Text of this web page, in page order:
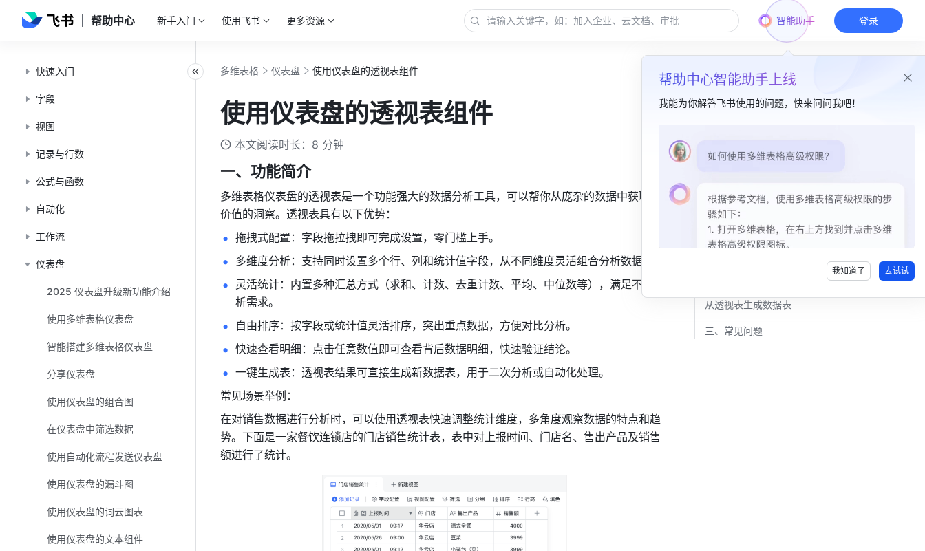
帮助中心 新手入门 使用飞书 更多资源 智能助手
帮助中心智能助手上线
我能为你解答飞书使用的问题，快来问问我吧！
我知道了 去试试
登录
快速入门
字段
视图
记录与行数
公式与函数
自动化
工作流
仪表盘
2025 仪表盘升级新功能介绍
使用多维表格仪表盘
智能搭建多维表格仪表盘
分享仪表盘
使用仪表盘的组合图
在仪表盘中筛选数据
使用自动化流程发送仪表盘
使用仪表盘的漏斗图
使用仪表盘的词云图表
使用仪表盘的文本组件
多维表格 仪表盘 使用仪表盘的透视表组件
使用仪表盘的透视表组件
本文阅读时长：8 分钟
一、功能简介
多维表格仪表盘的透视表是一个功能强大的数据分析工具，可以帮你从庞杂的数据中获取有
价值的洞察。透视表具有以下优势：
拖拽式配置：字段拖拉拽即可完成设置，零门槛上手。
多维度分析：支持同时设置多个行、列和统计值字段，从不同维度灵活组合分析数据。
灵活统计：内置多种汇总方式（求和、计数、去重计数、平均、中位数等），满足不同分
析需求。
自由排序：按字段或统计值灵活排序，突出重点数据，方便对比分析。
快速查看明细：点击任意数值即可查看背后数据明细，快速验证结论。
一键生成表：透视表结果可直接生成新数据表，用于二次分析或自动化处理。
常见场景举例：
在对销售数据进行分析时，可以使用透视表快速调整统计维度，多角度观察数据的特点和趋
势。下面是一家餐饮连锁店的门店销售统计表，表中对上报时间、门店名、售出产品及销售
额进行了统计。
二、操作流程 ​
添加透视表​
从透视表生成数据表​
三、常见问题​